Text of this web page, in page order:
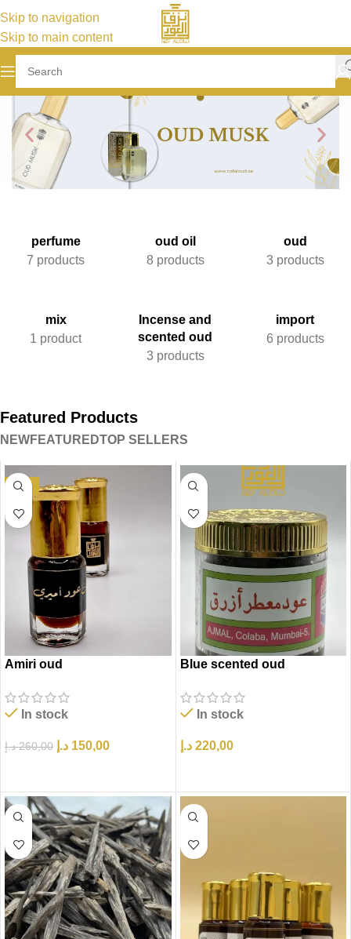
Skip to navigation
Skip to main content
perfume
7 products
oud oil
8 products
oud
3 products
mix
1 product
Incense and
scented oud
3 products
import
6 products
Featured Products
NEWFEATUREDTOP SELLERS
-42%
Amiri oud
In stock
260,00 د.إ 150,00 د.إ
Blue scented oud
In stock
220,00 د.إ